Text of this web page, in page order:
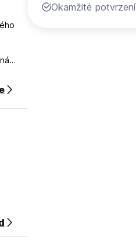
Okamžité potvrzení